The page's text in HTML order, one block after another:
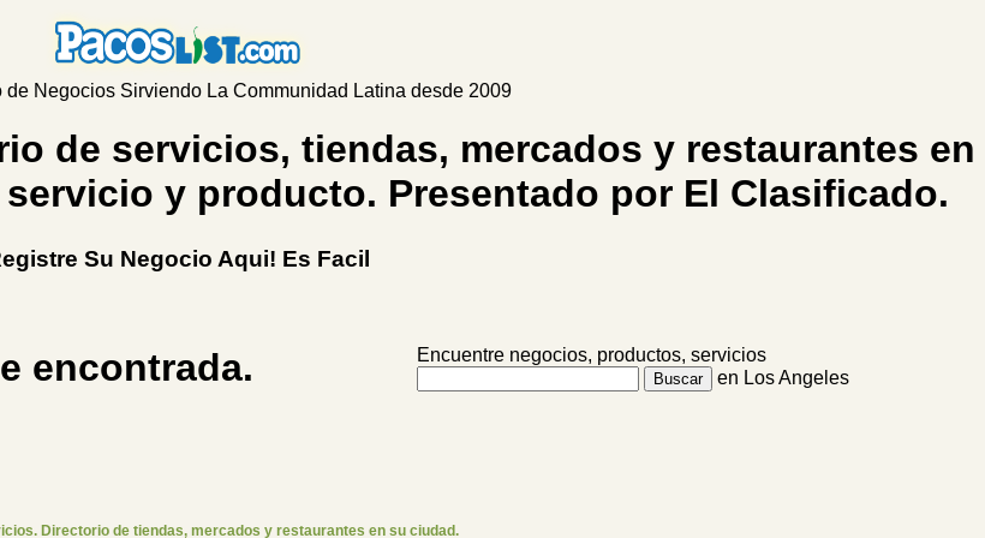
de Negocios Sirviendo La Communidad Latina desde 2009
de servicios, tiendas, mercados y restaurantes en
y producto. Presentado por El Clasificado.
Su Negocio Aqui! Es Facil
Encuentre negocios, productos, servicios
en Los Angeles
encontrada.
Directorio de tiendas, mercados y restaurantes en su ciudad.